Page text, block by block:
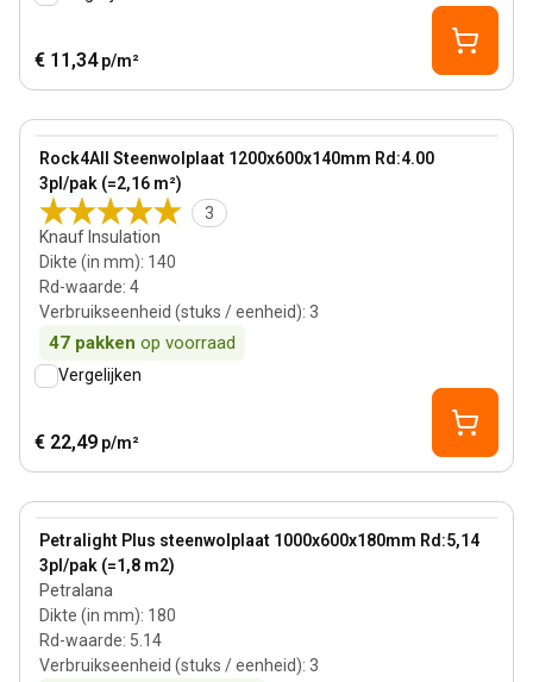
€ 11,34 p/m²
Rock4All Steenwolplaat 1200x600x140mm Rd:4.00
3pl/pak (=2,16 m²)
3
Knauf Insulation
Dikte (in mm): 140
Rd-waarde: 4
Verbruikseenheid (stuks / eenheid): 3
47 pakken op voorraad
View product
Vergelijken
€ 22,49 p/m²
Petralight Plus steenwolplaat 1000x600x180mm Rd:5,14
3pl/pak (=1,8 m2)
Petralana
Dikte (in mm): 180
Rd-waarde: 5.14
Verbruikseenheid (stuks / eenheid): 3
View product